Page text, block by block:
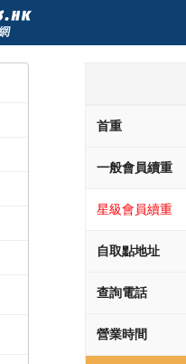
首重
一般會員續重
星級會員續重
自取點地址
查詢電話
營業時間